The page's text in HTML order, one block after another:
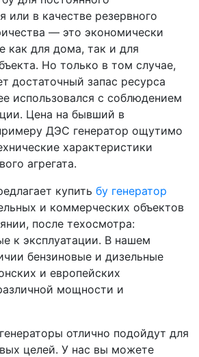
или в качестве резервного
— это экономически
как для дома, так и для
Но только в том случае,
достаточный запас ресурса
использовался с соблюдением
Цена на бывший в
ДЭС генератор ощутимо
характеристики
агрегата.
купить бу генератор
и коммерческих объектов
после техосмотра:
к эксплуатации. В нашем
бензиновые и дизельные
и европейских
мощности и
отлично подойдут для
целей. У нас вы можете